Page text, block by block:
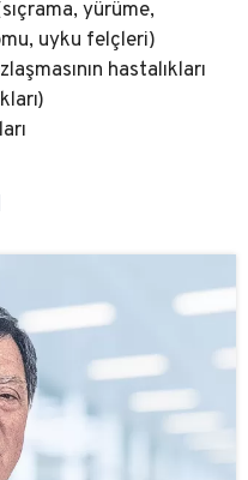
yürüme,
uyku felçleri)
hastalıkları